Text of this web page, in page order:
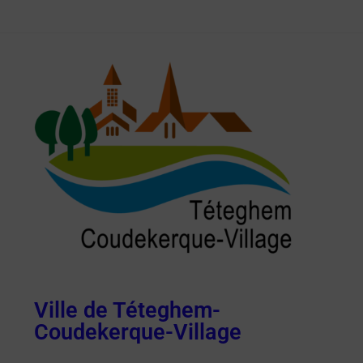
Ville de Téteghem-
Coudekerque-Village